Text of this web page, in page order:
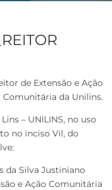
de Extensão e Ação
Comunitária da Unilins.
– UNILINS, no uso
no inciso Vil, do
da Silva Justiniano
e Ação Comunitária